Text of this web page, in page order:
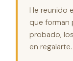
He reunido
que forman
probado,
en regalarte.